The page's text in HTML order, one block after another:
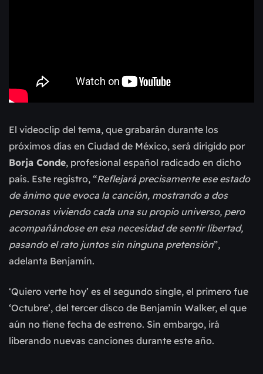
El videoclip del tema, que grabarán durante los
próximos días en Ciudad de México, será dirigido por
Borja Conde, profesional español radicado en dicho
país. Este registro, “Reflejará precisamente ese estado
de ánimo que evoca la canción, mostrando a dos
personas viviendo cada una su propio universo, pero
acompañándose en esa necesidad de sentir libertad,
pasando el rato juntos sin ninguna pretensión”,
adelanta Benjamín.
‘Quiero verte hoy’ es el segundo single, el primero fue
‘Octubre’, del tercer disco de Benjamín Walker, el que
aún no tiene fecha de estreno. Sin embargo, irá
liberando nuevas canciones durante este año.